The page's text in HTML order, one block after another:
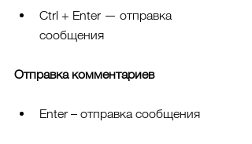
Ctrl + Enter — отправка
сообщения
Отправка комментариев
Enter – отправка сообщения